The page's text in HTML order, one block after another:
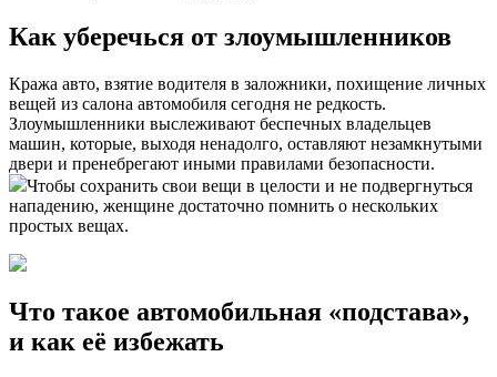
Как уберечься от злоумышленников
Кража авто, взятие водителя в заложники, похищение личных
вещей из салона автомобиля сегодня не редкость.
Злоумышленники выслеживают беспечных владельцев
машин, которые, выходя ненадолго, оставляют незамкнутыми
двери и пренебрегают иными правилами безопасности.
Чтобы сохранить свои вещи в целости и не подвергнуться
нападению, женщине достаточно помнить о нескольких
простых вещах.
Что такое автомобильная «подстава»,
и как её избежать